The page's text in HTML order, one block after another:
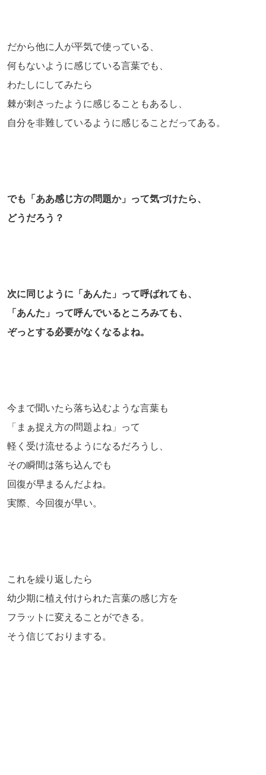
だから他に人が平気で使っている、
何もないように感じている言葉でも、
わたしにしてみたら
棘が刺さったように感じることもあるし、
自分を非難しているように感じることだってある。
でも「ああ感じ方の問題か」って気づけたら、
どうだろう？
次に同じように「あんた」って呼ばれても、
「あんた」って呼んでいるところみても、
ぞっとする必要がなくなるよね。
今まで聞いたら落ち込むような言葉も
「まぁ捉え方の問題よね」って
軽く受け流せるようになるだろうし、
その瞬間は落ち込んでも
回復が早まるんだよね。
実際、今回復が早い。
これを繰り返したら
幼少期に植え付けられた言葉の感じ方を
フラットに変えることができる。
そう信じておりまする。